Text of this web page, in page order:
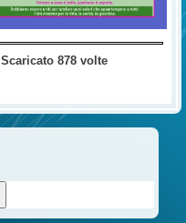
878 volte